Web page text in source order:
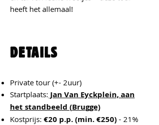
heeft het allemaal!
DETAILS
Private tour (+- 2uur)
Startplaats: Jan Van Eyckplein,aan
het standbeeld (Brugge)
Kostprijs: €20 p.p. (min. €250) - 21%